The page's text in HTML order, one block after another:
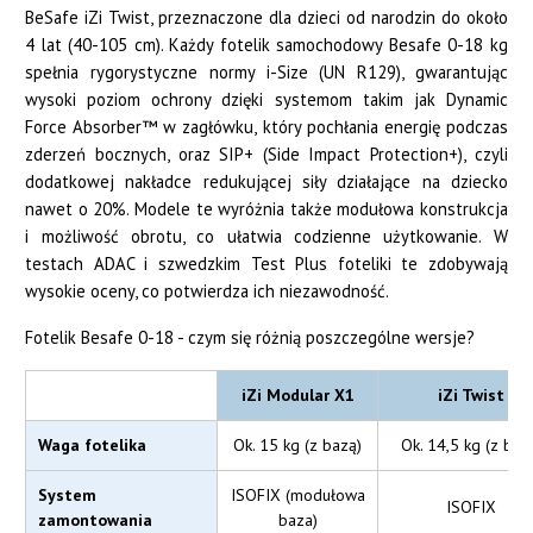
BeSafe iZi Twist, przeznaczone dla dzieci od narodzin do około
4 lat (40-105 cm). Każdy fotelik samochodowy Besafe 0-18 kg
spełnia rygorystyczne normy i-Size (UN R129), gwarantując
wysoki poziom ochrony dzięki systemom takim jak Dynamic
Force Absorber™ w zagłówku, który pochłania energię podczas
zderzeń bocznych, oraz SIP+ (Side Impact Protection+), czyli
dodatkowej nakładce redukującej siły działające na dziecko
nawet o 20%. Modele te wyróżnia także modułowa konstrukcja
i możliwość obrotu, co ułatwia codzienne użytkowanie. W
testach ADAC i szwedzkim Test Plus foteliki te zdobywają
wysokie oceny, co potwierdza ich niezawodność.
Fotelik Besafe 0-18 - czym się różnią poszczególne wersje?
iZi Modular X1 iZi Twist
Waga fotelika Ok. 15 kg (z bazą) Ok. 14,5 kg (z
System
zamontowania
ISOFIX (modułowa
baza)
ISOFIX